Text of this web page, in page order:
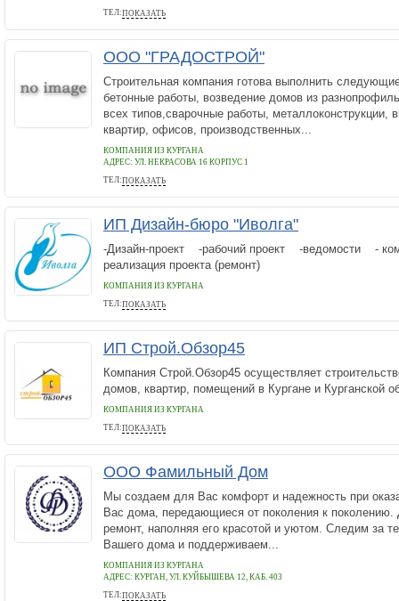
ТЕЛ:ПОКАЗАТЬ
89512718242
ООО "ГРАДОСТРОЙ"
Строительная компания готова выполнить
бетонные работы, возведение домов из
всех типов,сварочные работы, металлоконструкции,
квартир, офисов, производственных...
КОМПАНИЯ ИЗ КУРГАНА
АДРЕС: УЛ. НЕКРАСОВА 16 КОРПУС 1
ТЕЛ:ПОКАЗАТЬ
555-944
ИП Дизайн-бюро "Иволга"
-Дизайн-проект -рабочий проект -ведомости -
реализация проекта (ремонт)
КОМПАНИЯ ИЗ КУРГАНА
ТЕЛ:ПОКАЗАТЬ
(912)570-01-29
ИП Строй.Обзор45
Компания Строй.Обзор45 осуществляет
домов, квартир, помещений в Кургане и Курганской
КОМПАНИЯ ИЗ КУРГАНА
ТЕЛ:ПОКАЗАТЬ
89125293657
ООО Фамильный Дом
Мы создаем для Вас комфорт и надежность при
Вас дома, передающиеся от поколения к
ремонт, наполняя его красотой и уютом. Следим за
Вашего дома и поддерживаем...
КОМПАНИЯ ИЗ КУРГАНА
АДРЕС: КУРГАН, УЛ. КУЙБЫШЕВА 12, КАБ. 403
ТЕЛ:ПОКАЗАТЬ
+7 (3522) 63-48-58